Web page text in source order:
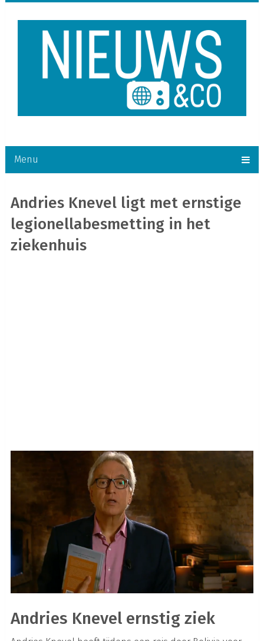
Menu
Andries Knevel ligt met ernstige
legionellabesmetting in het
ziekenhuis
Andries Knevel ernstig ziek